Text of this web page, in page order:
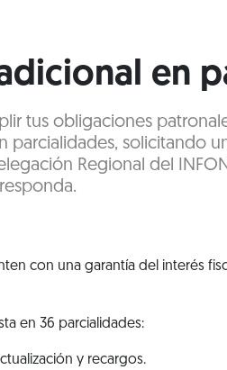
en
tus obligaciones
solicitando
Regional del
con una garantía del interés
en 36 parcialidades:
y recargos.